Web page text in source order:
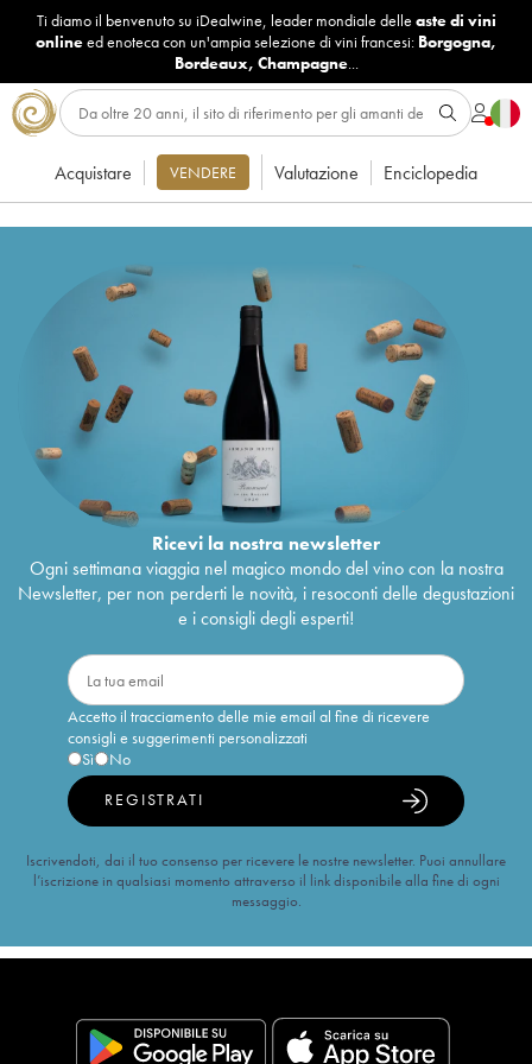
Ti diamo il benvenuto su iDealwine, leader mondiale delle aste di vini
onlineed enoteca con un'ampia selezione di vini francesi: Borgogna,
Bordeaux, Champagne...
Acquistare VENDERE Valutazione Enciclopedia
Ricevi la nostra newsletter
Ogni settimana viaggia nel magico mondo del vino con la nostra
Newsletter, per non perderti le novità, i resoconti delle degustazioni
e i consigli degli esperti!
Accetto il tracciamento delle mie email al fine di ricevere
consigli e suggerimenti personalizzati
Sì
No
REGISTRATI
Iscrivendoti, dai il tuo consenso per ricevere le nostre newsletter. Puoi annullare
l’iscrizione in qualsiasi momento attraverso il link disponibile alla fine di ogni
messaggio.